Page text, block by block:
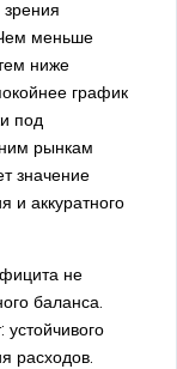
меньше
ниже
график
под
рынкам
значение
и аккуратного
не
баланса.
устойчивого
расходов.